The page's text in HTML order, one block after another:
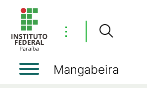
⋮
Mangabeira